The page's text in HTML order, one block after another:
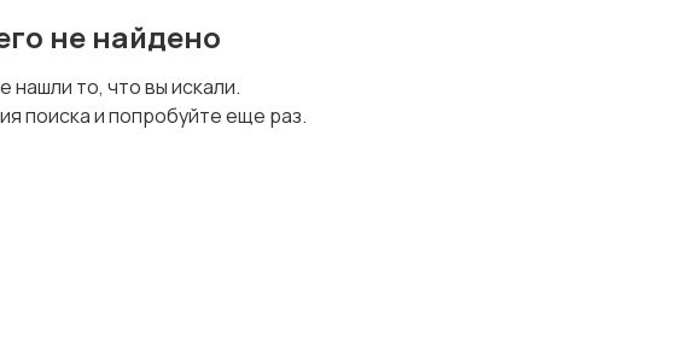
не найдено
нашли то, что вы искали.
поиска и попробуйте еще раз.